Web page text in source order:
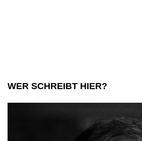
WER SCHREIBT HIER?